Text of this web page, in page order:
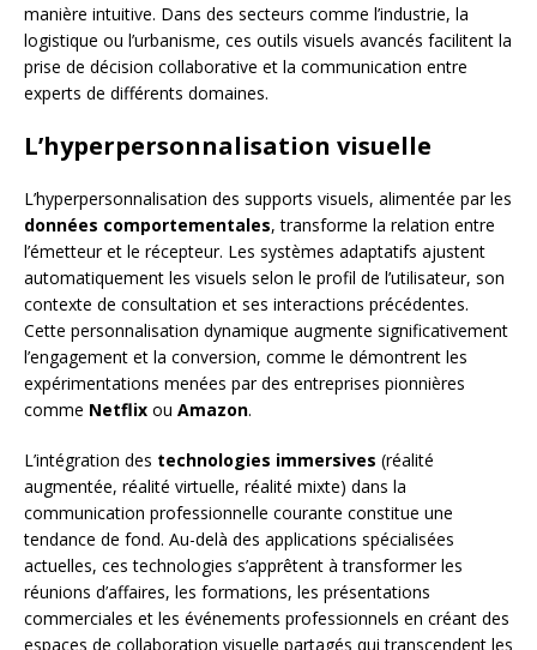
manière intuitive. Dans des secteurs comme l’industrie, la
logistique ou l’urbanisme, ces outils visuels avancés facilitent la
prise de décision collaborative et la communication entre
experts de différents domaines.
L’hyperpersonnalisation visuelle
L’hyperpersonnalisation des supports visuels, alimentée par les
données comportementales, transforme la relation entre
l’émetteur et le récepteur. Les systèmes adaptatifs ajustent
automatiquement les visuels selon le profil de l’utilisateur, son
contexte de consultation et ses interactions précédentes.
Cette personnalisation dynamique augmente significativement
l’engagement et la conversion, comme le démontrent les
expérimentations menées par des entreprises pionnières
comme Netflix ou Amazon.
L’intégration des technologies immersives (réalité
augmentée, réalité virtuelle, réalité mixte) dans la
communication professionnelle courante constitue une
tendance de fond. Au-delà des applications spécialisées
actuelles, ces technologies s’apprêtent à transformer les
réunions d’affaires, les formations, les présentations
commerciales et les événements professionnels en créant des
espaces de collaboration visuelle partagés qui transcendent les